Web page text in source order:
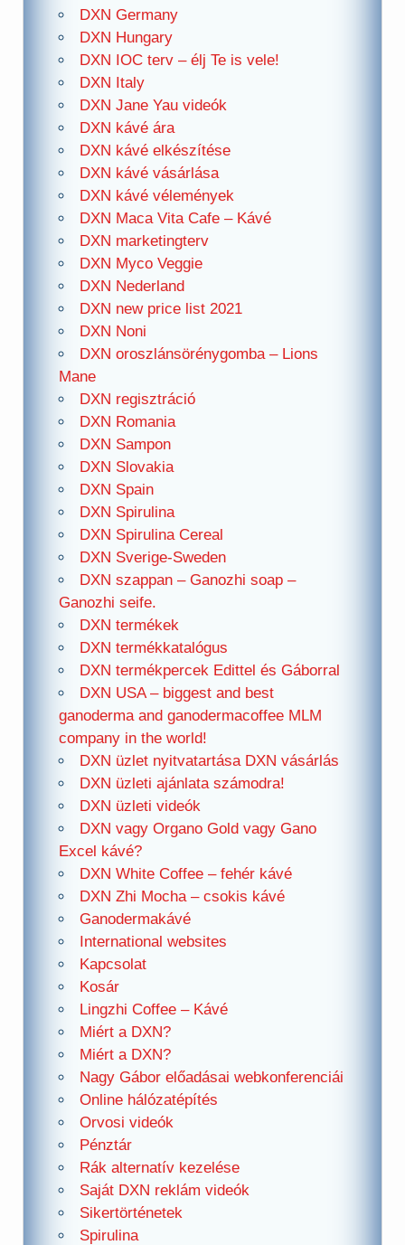
DXN Germany
DXN Hungary
DXN IOC terv – élj Te is vele!
DXN Italy
DXN Jane Yau videók
DXN kávé ára
DXN kávé elkészítése
DXN kávé vásárlása
DXN kávé vélemények
DXN Maca Vita Cafe – Kávé
DXN marketingterv
DXN Myco Veggie
DXN Nederland
DXN new price list 2021
DXN Noni
DXN oroszlánsörénygomba – Lions
Mane
DXN regisztráció
DXN Romania
DXN Sampon
DXN Slovakia
DXN Spain
DXN Spirulina
DXN Spirulina Cereal
DXN Sverige-Sweden
DXN szappan – Ganozhi soap –
Ganozhi seife.
DXN termékek
DXN termékkatalógus
DXN termékpercek Edittel és Gáborral
DXN USA – biggest and best
ganoderma and ganodermacoffee MLM
company in the world!
DXN üzlet nyitvatartása DXN vásárlás
DXN üzleti ajánlata számodra!
DXN üzleti videók
DXN vagy Organo Gold vagy Gano
Excel kávé?
DXN White Coffee – fehér kávé
DXN Zhi Mocha – csokis kávé
Ganodermakávé
International websites
Kapcsolat
Kosár
Lingzhi Coffee – Kávé
Miért a DXN?
Miért a DXN?
Nagy Gábor előadásai webkonferenciái
Online hálózatépítés
Orvosi videók
Pénztár
Rák alternatív kezelése
Saját DXN reklám videók
Sikertörténetek
Spirulina